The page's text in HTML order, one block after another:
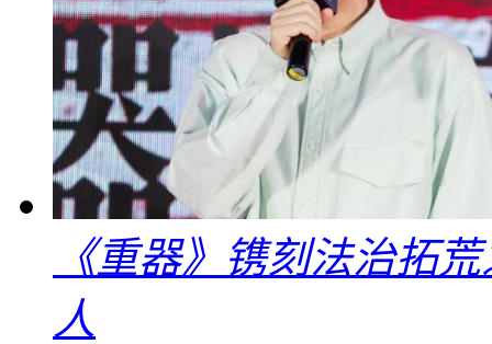
《重器》镌刻法治拓
人